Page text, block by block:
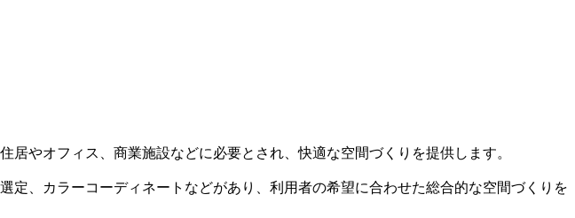
やオフィス、商業施設などに必要とされ、快適な空間づくりを提供します。
、カラーコーディネートなどがあり、利用者の希望に合わせた総合的な空間づくりを